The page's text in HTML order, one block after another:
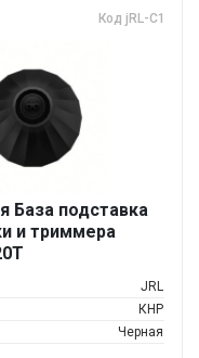
Код jRL-C1
База подставка
и триммера
JRL
КНР
Черная